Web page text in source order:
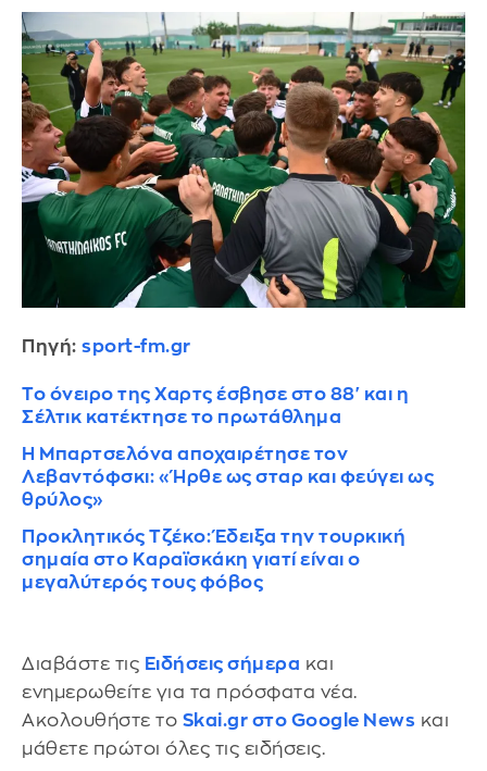
Πηγή: sport-fm.gr
Το όνειρο της Χαρτς έσβησε στο 88' και η
Σέλτικ κατέκτησε το πρωτάθλημα
Η Μπαρτσελόνα αποχαιρέτησε τον
Λεβαντόφσκι: «Ήρθε ως σταρ και φεύγει ως
θρύλος»
Προκλητικός Τζέκο: Έδειξα την τουρκική
σημαία στο Καραϊσκάκη γιατί είναι ο
μεγαλύτερός τους φόβος
Διαβάστε τις Ειδήσεις σήμερα και
ενημερωθείτε για τα πρόσφατα νέα.
Ακολουθήστε το Skai.gr στο Google News και
μάθετε πρώτοι όλες τις ειδήσεις.